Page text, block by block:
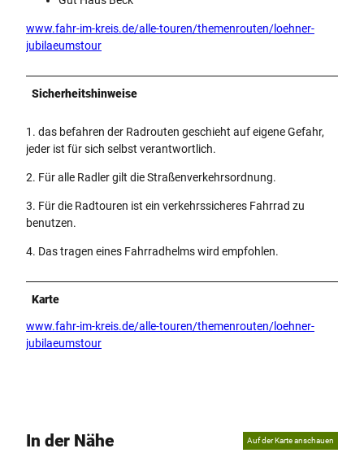
www.fahr-im-kreis.de/alle-touren/themenrouten/loehner-
jubilaeumstour
Sicherheitshinweise
1. das befahren der Radrouten geschieht auf eigene Gefahr,
jeder ist für sich selbst verantwortlich.
2. Für alle Radler gilt die Straßenverkehrsordnung.
3. Für die Radtouren ist ein verkehrssicheres Fahrrad zu
benutzen.
4. Das tragen eines Fahrradhelms wird empfohlen.
Karte
www.fahr-im-kreis.de/alle-touren/themenrouten/loehner-
jubilaeumstour
In der Nähe Auf der Karte anschauen